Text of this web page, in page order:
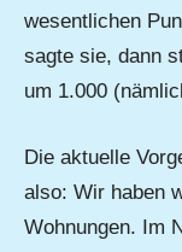
wesentlichen
sagte sie, dann
um 1.000
Die aktuelle
also: Wir haben
Wohnungen. Im